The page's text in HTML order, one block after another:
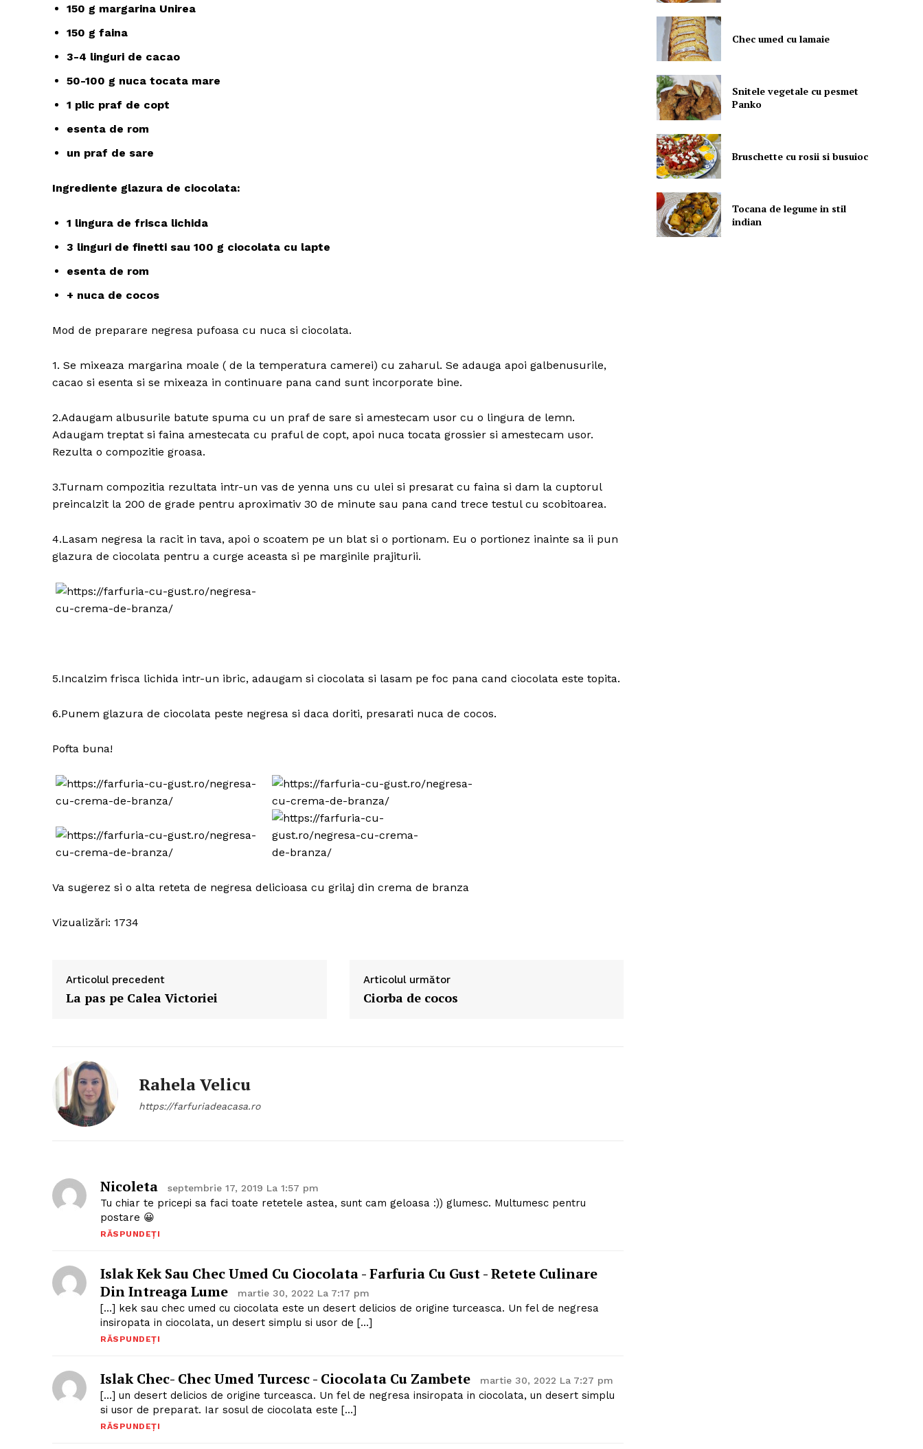
150 g margarina Unirea
150 g faina
3-4 linguri de cacao
50-100 g nuca tocata mare
1 plic praf de copt
esenta de rom
un praf de sare
Ingrediente glazura de ciocolata:
1 lingura de frisca lichida
3 linguri de finetti sau 100 g ciocolata cu lapte
esenta de rom
+ nuca de cocos
Mod de preparare negresa pufoasa cu nuca si ciocolata.
1. Se mixeaza margarina moale ( de la temperatura camerei) cu zaharul. Se adauga apoi galbenusurile,
cacao si esenta si se mixeaza in continuare pana cand sunt incorporate bine.
2.Adaugam albusurile batute spuma cu un praf de sare si amestecam usor cu o lingura de lemn.
Adaugam treptat si faina amestecata cu praful de copt, apoi nuca tocata grossier si amestecam usor.
Rezulta o compozitie groasa.
3.Turnam compozitia rezultata intr-un vas de yenna uns cu ulei si presarat cu faina si dam la cuptorul
preincalzit la 200 de grade pentru aproximativ 30 de minute sau pana cand trece testul cu scobitoarea.
4.Lasam negresa la racit in tava, apoi o scoatem pe un blat si o portionam. Eu o portionez inainte sa ii pun
glazura de ciocolata pentru a curge aceasta si pe marginile prajiturii.
5.Incalzim frisca lichida intr-un ibric, adaugam si ciocolata si lasam pe foc pana cand ciocolata este topita.
6.Punem glazura de ciocolata peste negresa si daca doriti, presarati nuca de cocos.
Pofta buna!
Va sugerez si o alta reteta de negresa delicioasa cu grilaj din crema de branza
Vizualizări: 1734
Articolul precedent
La pas pe Calea Victoriei
Articolul următor
Ciorba de cocos
Rahela Velicu
https://farfuriadeacasa.ro
Nicoleta septembrie 17, 2019 La 1:57 pm
Tu chiar te pricepi sa faci toate retetele astea, sunt cam geloasa :)) glumesc. Multumesc pentru
postare 😀
RĂSPUNDEȚI
Islak Kek Sau Chec Umed Cu Ciocolata - Farfuria Cu Gust - Retete Culinare
Din Intreaga Lume
martie 30, 2022 La 7:17 pm
[…] kek sau chec umed cu ciocolata este un desert delicios de origine turceasca. Un fel de negresa
insiropata in ciocolata, un desert simplu si usor de […]
RĂSPUNDEȚI
Islak Chec- Chec Umed Turcesc - Ciocolata Cu Zambete martie 30, 2022 La 7:27 pm
[…] un desert delicios de origine turceasca. Un fel de negresa insiropata in ciocolata, un desert simplu
si usor de preparat. Iar sosul de ciocolata este […]
RĂSPUNDEȚI
Chec umed cu lamaie
Snitele vegetale cu pesmet
Panko
Bruschette cu rosii si busuioc
Tocana de legume in stil
indian